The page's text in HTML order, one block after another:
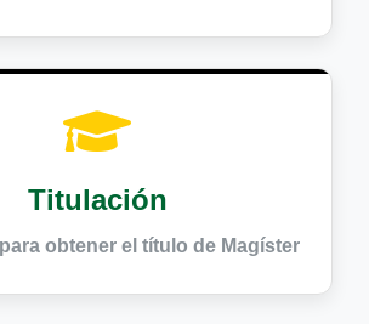
Titulación
obtener el título de Magíster